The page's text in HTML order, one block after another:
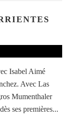
Isabel Aimé
Avec Las
Mumenthaler
ses premières...